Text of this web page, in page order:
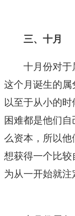
三、十月
十月份对于属
这个月诞生的属
以至于从小的
困难都是他们
么资本，所以他
想获得一个比较
为从一开始就注